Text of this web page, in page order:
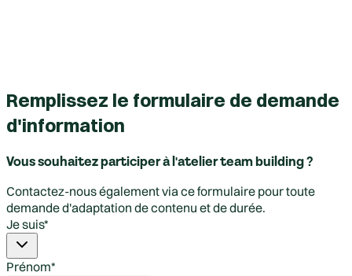
Remplissez le formulaire de demande
d'information
Vous souhaitez participer à l'atelier team building ?
Contactez-nous également via ce formulaire pour toute
demande d'adaptation de contenu et de durée.
Je suis*
Prénom*